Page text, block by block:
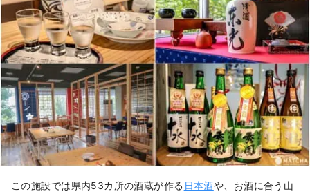
この施設では県内53カ所の酒蔵が作る 日本酒や、お酒に合う山